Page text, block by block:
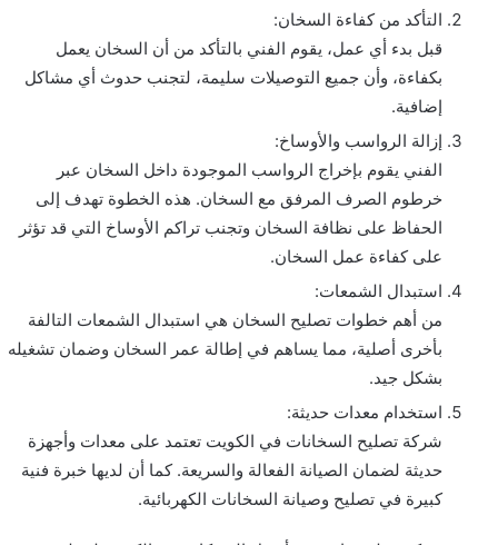
التأكد من كفاءة السخان:
قبل بدء أي عمل، يقوم الفني بالتأكد من أن السخان يعمل
بكفاءة، وأن جميع التوصيلات سليمة، لتجنب حدوث أي مشاكل
إضافية.
إزالة الرواسب والأوساخ:
الفني يقوم بإخراج الرواسب الموجودة داخل السخان عبر
خرطوم الصرف المرفق مع السخان. هذه الخطوة تهدف إلى
الحفاظ على نظافة السخان وتجنب تراكم الأوساخ التي قد تؤثر
على كفاءة عمل السخان.
استبدال الشمعات:
من أهم خطوات تصليح السخان هي استبدال الشمعات التالفة
بأخرى أصلية، مما يساهم في إطالة عمر السخان وضمان تشغيله
بشكل جيد.
استخدام معدات حديثة:
شركة تصليح السخانات في الكويت تعتمد على معدات وأجهزة
حديثة لضمان الصيانة الفعالة والسريعة. كما أن لديها خبرة فنية
كبيرة في تصليح وصيانة السخانات الكهربائية.